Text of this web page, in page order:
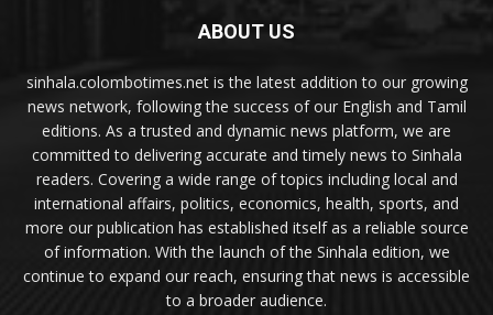
ABOUT US
sinhala.colombotimes.net is the latest addition to our growing
news network, following the success of our English and Tamil
editions. As a trusted and dynamic news platform, we are
committed to delivering accurate and timely news to Sinhala
readers. Covering a wide range of topics including local and
international affairs, politics, economics, health, sports, and
more our publication has established itself as a reliable source
of information. With the launch of the Sinhala edition, we
continue to expand our reach, ensuring that news is accessible
to a broader audience.